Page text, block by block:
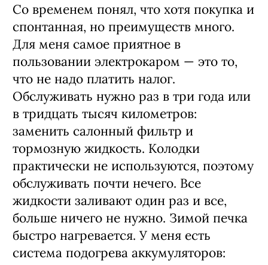
Со временем понял, что хотя покупка и
спонтанная, но преимуществ много.
Для меня самое приятное в
пользовании электрокаром — это то,
что не надо платить налог.
Обслуживать нужно раз в три года или
в тридцать тысяч километров:
заменить салонный фильтр и
тормозную жидкость. Колодки
практически не используются, поэтому
обслуживать почти нечего. Все
жидкости заливают один раз и все,
больше ничего не нужно. Зимой печка
быстро нагревается. У меня есть
система подогрева аккумуляторов: